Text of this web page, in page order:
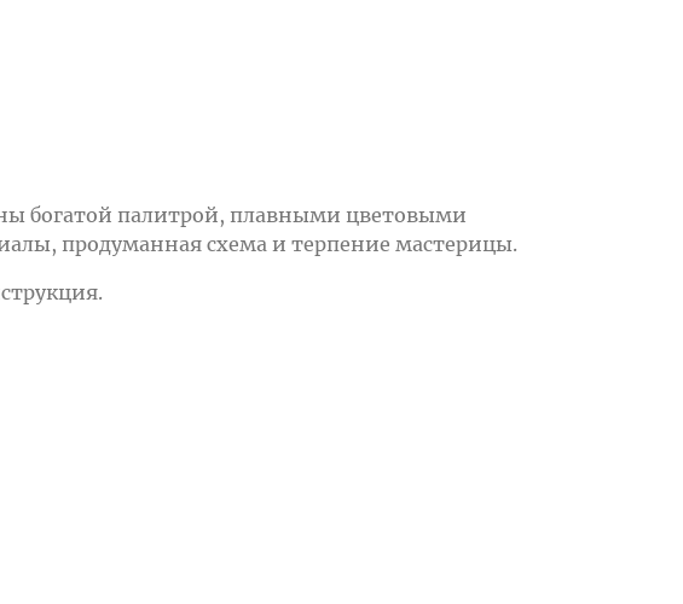
богатой палитрой, плавными цветовыми
продуманная схема и терпение мастерицы.